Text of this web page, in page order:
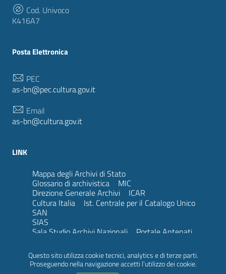
Questo sito utilizza cookie tecnici, analytics e di terze parti.
Proseguendo nella navigazione accetti l’utilizzo dei cookie.
Cod. Univoco
K416A7
Posta Elettronica
PEC
as-bn@pec.cultura.gov.it
Email
as-bn@cultura.gov.it
LINK
Mappa degli Archivi di Stato
Glossario di archivistica MIC
Direzione Generale Archivi ICAR
Cultura Italia Ist. Centrale per il Catalogo Unico
SAN
SIAS
Sala Studio Archivi Nazionali Portale Antenati
Privacy Policy Note Legali Redazione del Sito Accessibilità